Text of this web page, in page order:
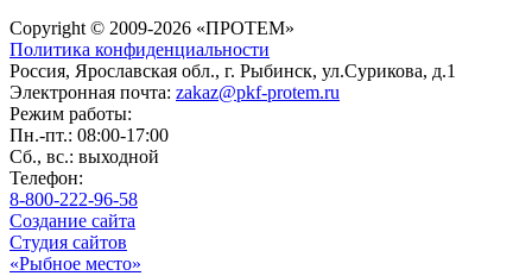
Copyright © 2009-2026 «ПРОТЕМ»
Политика конфиденциальности
Россия, Ярославская обл., г. Рыбинск, ул.Сурикова, д.1
Электронная почта: zakaz@pkf-protem.ru
Режим работы:
Пн.-пт.: 08:00-17:00
Сб., вс.: выходной
Телефон:
8-800-222-96-58
Создание сайта
Студия сайтов
«Рыбное место»